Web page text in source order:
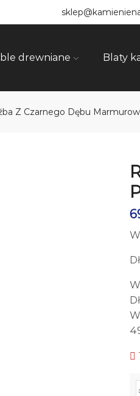
drewniane Blaty
Z Czarnego Dębu